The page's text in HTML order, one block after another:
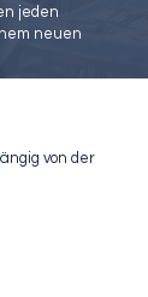
jeden
neuen
von der